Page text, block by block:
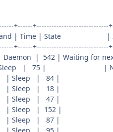
+------+-----------------------------
| Time | State
+------+-----------------------------
| 542 | Waiting for
| Sleep | 75 | |
| assp | Sleep |
| assp | Sleep |
| assp | Sleep |
assp | Sleep |
| assp | Sleep |